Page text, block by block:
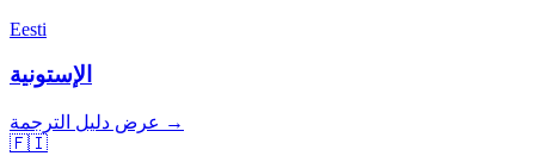
Eesti
الإستونية
عرض دليل الترجمة →
🇫🇮